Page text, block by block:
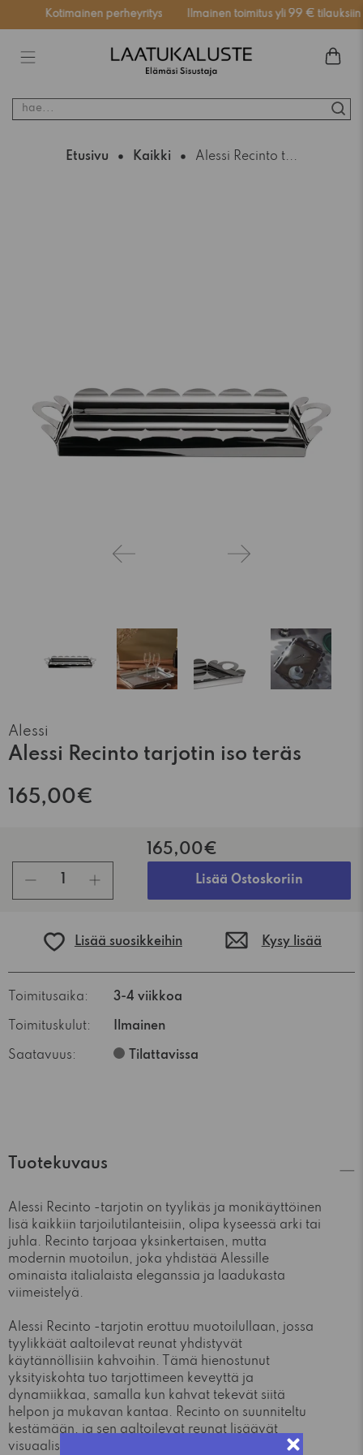
Kotimainen perheyritys Ilmainen toimitus yli 99 € tilauksiin
hae...
Etusivu Kaikki Alessi Recinto t...
Alessi
Alessi Recinto tarjotin iso teräs
165,00€
165,00€
Lisää Ostoskoriin
Lisää suosikkeihin Kysy lisää
Toimitusaika: 3-4 viikkoa
Toimituskulut: Ilmainen
Saatavuus: Tilattavissa
Tuotekuvaus
Alessi Recinto -tarjotin on tyylikäs ja monikäyttöinen
lisä kaikkiin tarjoilutilanteisiin, olipa kyseessä arki tai
juhla. Recinto tarjoaa yksinkertaisen, mutta
modernin muotoilun, joka yhdistää Alessille
ominaista italialaista eleganssia ja laadukasta
viimeistelyä.
Alessi Recinto -tarjotin erottuu muotoilullaan, jossa
tyylikkäät aaltoilevat reunat yhdistyvät
käytännöllisiin kahvoihin. Tämä hienostunut
yksityiskohta tuo tarjottimeen keveyttä ja
dynamiikkaa, samalla kun kahvat tekevät siitä
helpon ja mukavan kantaa. Recinto on suunniteltu
kestämään, ja sen aaltoilevat reunat lisäävät
visuaalista mielenkiintoa tehden siitä